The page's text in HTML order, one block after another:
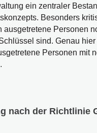
ein zentraler
Besonders
ausgetretene Personen
sind. Genau hier
Personen mit
nach der Richtlinie